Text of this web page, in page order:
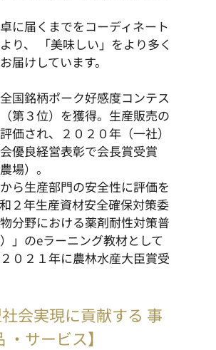
に届くまでをコーディネート
り、 「美味しい」をより多く
届けしています。
国銘柄ポーク好感度コンテス
第３位）を獲得。生産販売の
価され、２０２０年（一社）
優良経営表彰で会長賞受賞
場）。
ら生産部門の安全性に評価を
２年生産資材安全確保対策委
分野における薬剤耐性対策普
」のeラーニング教材として
０２１年に農林水産大臣賞受
社会実現に貢献する 事
・サービス】